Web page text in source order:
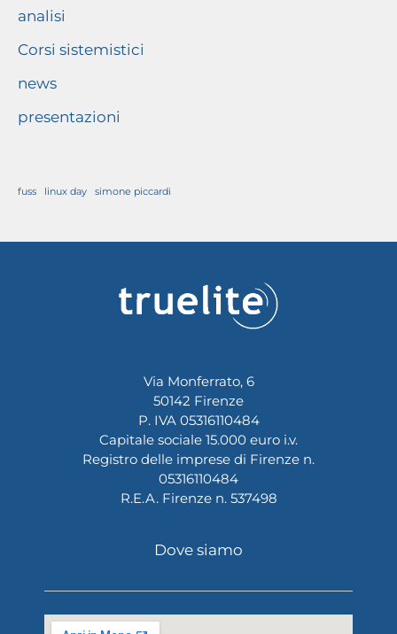
analisi
Corsi sistemistici
news
presentazioni
fuss linux day simone piccardi
Via Monferrato, 6
50142 Firenze
P. IVA 05316110484
Capitale sociale 15.000 euro i.v.
Registro delle imprese di Firenze n.
05316110484
R.E.A. Firenze n. 537498
Dove siamo